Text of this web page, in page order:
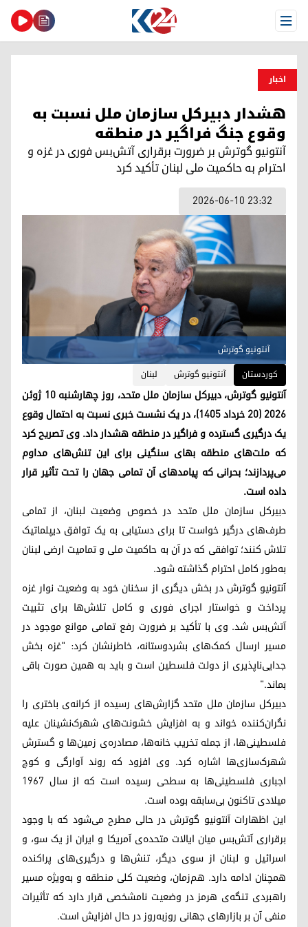
Open Menu
اخبار
هشدار دبیرکل سازمان ملل نسبت به
وقوع جنگ فراگیر در منطقه
آنتونیو گوترش بر ضرورت برقراری آتش‌بس فوری در غزه و
احترام به حاکمیت ملی لبنان تأکید کرد
2026-06-10 23:32
آنتونیو گوترش
کوردستان
آنتونیو گوترش لبنان
آنتونیو گوترش، دبیرکل سازمان ملل متحد، روز چهارشنبه ۱۰ ژوئن
۲۰۲۶ (۲۰ خرداد ۱۴۰۵)، در یک نشست خبری نسبت به احتمال وقوع
یک درگیری گسترده و فراگیر در منطقه هشدار داد. وی تصریح کرد
که ملت‌های منطقه بهای سنگینی برای این تنش‌های مداوم
می‌پردازند؛ بحرانی که پیامدهای آن تمامی جهان را تحت تأثیر قرار
داده است.
دبیرکل سازمان ملل متحد در خصوص وضعیت لبنان، از تمامی
طرف‌های درگیر خواست تا برای دستیابی به یک توافق دیپلماتیک
تلاش کنند؛ توافقی که در آن به حاکمیت ملی و تمامیت ارضی لبنان
به‌طور کامل احترام گذاشته شود.
آنتونیو گوترش در بخش دیگری از سخنان خود به وضعیت نوار غزه
پرداخت و خواستار اجرای فوری و کامل تلاش‌ها برای تثبیت
آتش‌بس شد. وی با تأکید بر ضرورت رفع تمامی موانع موجود در
مسیر ارسال کمک‌های بشردوستانه، خاطرنشان کرد: "غزه بخش
جدایی‌ناپذیری از دولت فلسطین است و باید به همین صورت باقی
بماند."
دبیرکل سازمان ملل متحد گزارش‌های رسیده از کرانه‌ی باختری را
نگران‌کننده خواند و به افزایش خشونت‌های شهرک‌نشینان علیه
فلسطینی‌ها، از جمله تخریب خانه‌ها، مصادره‌ی زمین‌ها و گسترش
شهرک‌سازی‌ها اشاره کرد. وی افزود که روند آوارگی و کوچ
اجباری فلسطینی‌ها به سطحی رسیده است که از سال ۱۹۶۷
میلادی تاکنون بی‌سابقه بوده است.
این اظهارات آنتونیو گوترش در حالی مطرح می‌شود که با وجود
برقراری آتش‌بس میان ایالات متحده‌ی آمریکا و ایران از یک سو، و
اسرائیل و لبنان از سوی دیگر، تنش‌ها و درگیری‌های پراکنده
همچنان ادامه دارد. هم‌زمان، وضعیت کلی منطقه و به‌ویژه مسیر
راهبردی تنگه‌ی هرمز در وضعیت نامشخصی قرار دارد که تأثیرات
منفی آن بر بازارهای جهانی روزبه‌روز در حال افزایش است.